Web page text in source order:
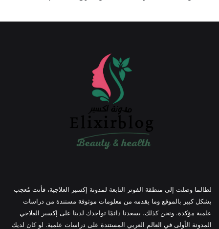
لطالما وصلت إلى منطقة الفوتر التابعة لمدونة إكسير العلاجية، فأنت مُعجب
بشكل كبير بالموقع وما يقدمه من معلومات موثوقة مستندة من دراسات
علمية مؤكدة. ونحن كذلك، يسعدنا دائمًا تواجدك لدينا على إكسير العلاجي
المدونة الأولى في العالم العربي المستندة على دراسات علمية. لو كان لديك